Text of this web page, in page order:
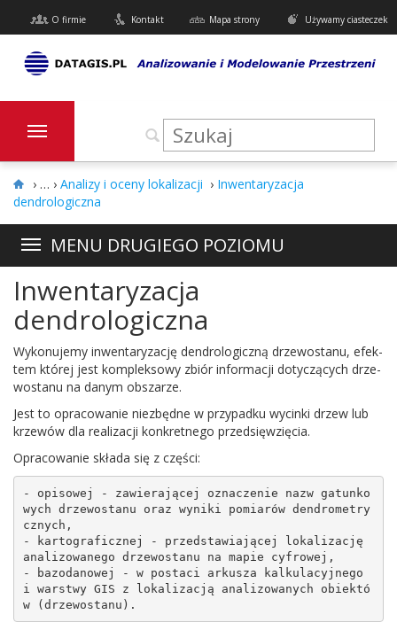
Używamy ciasteczek
Mapa strony
Kontakt
O firmie
› Analizy i oceny lokalizacji › Inwentaryzacja
dendrologiczna
MENU DRUGIEGO POZIOMU
Inwentaryzacja
dendrologiczna
Wykonu­jemy inwen­taryza­cję den­dro­log­iczną drze­wostanu, efek­
tem której jest kom­plek­sowy zbiór infor­ma­cji doty­czą­cych drze­
wostanu na danym obszarze.
Jest to opra­cow­anie niezbędne w przy­padku wycinki drzew lub
krzewów dla real­iza­cji konkret­nego przedsięwzięcia.
Opra­cow­anie składa się z części:
- opisowej - zawierającej oznaczenie nazw gatunko
wych drzewostanu oraz wyniki pomiarów dendrometry
cznych,
- kartograficznej - przedstawiającej lokalizację
analizowanego drzewostanu na mapie cyfrowej,
- bazodanowej - w postaci arkusza kalkulacyjnego
i warstwy GIS z lokalizacją analizowanych obiektó